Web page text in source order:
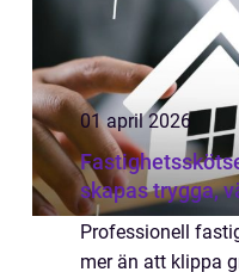
01 april 2026
skapas trygga,
Professionell
mer än att klippa